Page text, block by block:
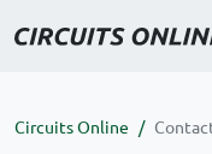
Circuits Online